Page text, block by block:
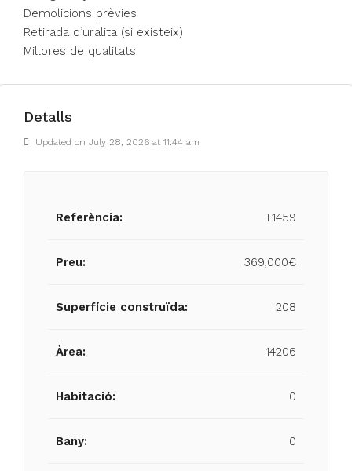
Demolicions prèvies
Retirada d’uralita (si existeix)
Millores de qualitats
Detalls
Updated on July 28, 2026 at 11:44 am
Referència: T1459
Preu: 369,000€
Superfície construïda: 208
Àrea: 14206
Habitació: 0
Bany: 0